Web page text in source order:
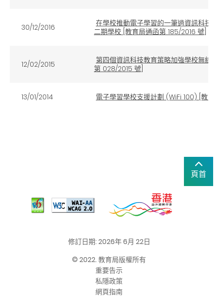
30/12/2016
在學校推動電子學習的一筆過資訊科技
二期學校 [教育局通函第 185/2016 號]
12/02/2015
第四個資訊科技教育策略加強學校無線
第 028/2015 號]
13/01/2014 電子學習學校支援計劃 (WiFi 100) [教
頁首
修訂日期: 2026年 6月 22日
© 2022. 教育局版權所有
重要告示
私隱政策
網頁指南